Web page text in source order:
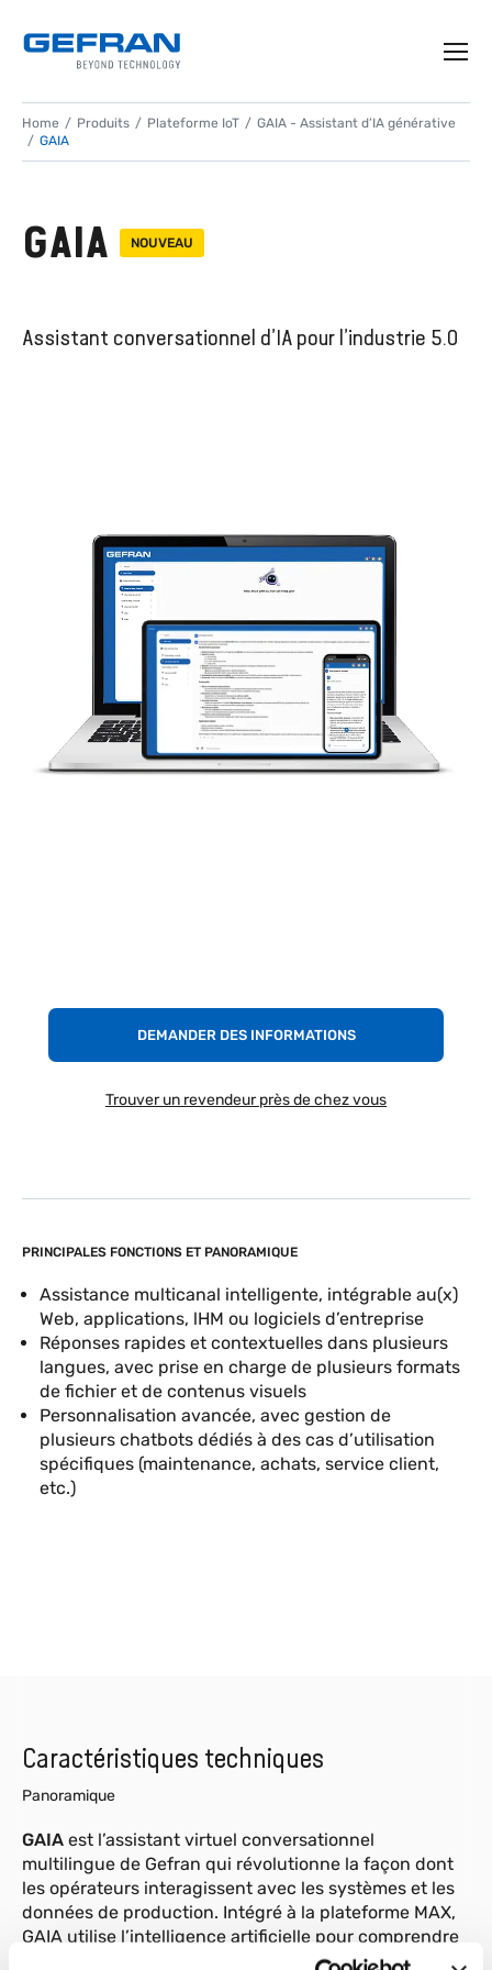
Home Produits Plateforme IoT
GAIA - Assistant d’IA générative
GAIA
GAIA NOUVEAU
Assistant conversationnel d’IA pour l’industrie 5.0
PRINCIPALES FONCTIONS ET PANORAMIQUE
Assistance multicanal intelligente, intégrable au(x)
Web, applications, lHM ou logiciels d’entreprise
Réponses rapides et contextuelles dans plusieurs
langues, avec prise en charge de plusieurs formats
de fichier et de contenus visuels
Personnalisation avancée, avec gestion de
plusieurs chatbots dédiés à des cas d’utilisation
spécifiques (maintenance, achats, service client,
etc.)
DEMANDER DES INFORMATIONS
Trouver un revendeur près de chez vous
Caractéristiques techniques
Panoramique
GAIA est l’assistant virtuel conversationnel
multilingue de Gefran qui révolutionne la façon dont
les opérateurs interagissent avec les systèmes et les
données de production. Intégré à la plateforme MAX,
GAIA utilise l’intelligence artificielle pour comprendre
les demandes en langage naturel et fournir des